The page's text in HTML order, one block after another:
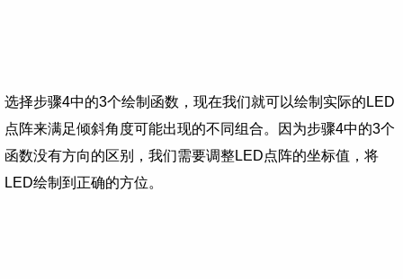
选择步骤4中的3个绘制函数，现在我们就可以绘制实际的LED
点阵来满足倾斜角度可能出现的不同组合。因为步骤4中的3个
函数没有方向的区别，我们需要调整LED点阵的坐标值，将
LED绘制到正确的方位。